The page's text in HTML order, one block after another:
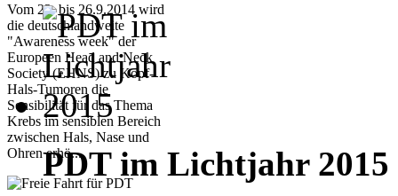
Vom 22. bis 26.9.2014 wird
die deutschlandweite
"Awareness week" der
Europeen Head and Neck
Society (EHNS) zu Kopf-
Hals-Tumoren die
Sensibilität für das Thema
Krebs im sensiblen Bereich
zwischen Hals, Nase und
Ohren erhö...PDT im Lichtjahr 2015